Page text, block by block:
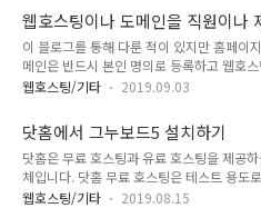
합니다. 메일 계정은 1개 지원됩니다. >> 가
Zoho Mail 이메일 ..
으로 기관 이전하면 조금 더 절감할 수도 있
Namecheap에서는 종종 도메인 등록 할인
도 합니다. (하지만 .shop/.site 등의 도메인
이후에는 비싸므로 피하는 것이 좋을 수 있
다.) Namecheap에서 최대 94% 도메인 등
우 Namecheap을 이용하면 비용을 약간 절
다. Namechea..
웹호스팅이나 도메인을 직원이나
로 가입해서는 안 되는 EU
이 블로그를 통해 다룬 적이 있지만 홈페이
메인은 반드시 본인 명의로 등록하고 웹호
가입하는 것이 안전합니다. 홈페이지 제작을
가입하는 것도 주의할 필요가 있습니다. 직
퇴사하는 경우 문제가 발생할 수 있습니다.
싶지만 종종 발생합니다. 직원이 퇴사한 후
서 서비스를 요청해오는 분도 계십니다. 하
가 직원인 경우 어떤 조취를 할 수 없는 경우
웹호스팅/기타 2019.09.03
닷홈에서 그누보드5 설치하기
닷홈은 무료 호스팅과 유료 호스팅을 제공
체입니다. 닷홈 무료 호스팅은 테스트 용도
제 사이트를 운영하기에는 적합하지 않습니
웹호스팅/기타 2019.08.15